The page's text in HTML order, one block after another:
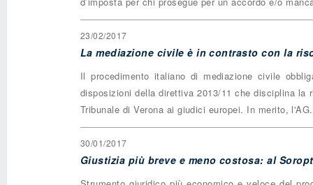
23/02/2017
La mediazione civile è in contrasto con la
Il procedimento italiano di mediazione civile
disposizioni della direttiva 2013/11 che disciplina
Tribunale di Verona ai giudici europei. In merito,
30/01/2017
Giustizia più breve e meno costosa: al